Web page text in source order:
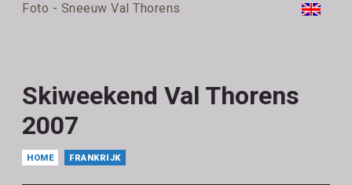
Foto - Sneeuw Val Thorens
Skiweekend Val Thorens
2007
HOME FRANKRIJK